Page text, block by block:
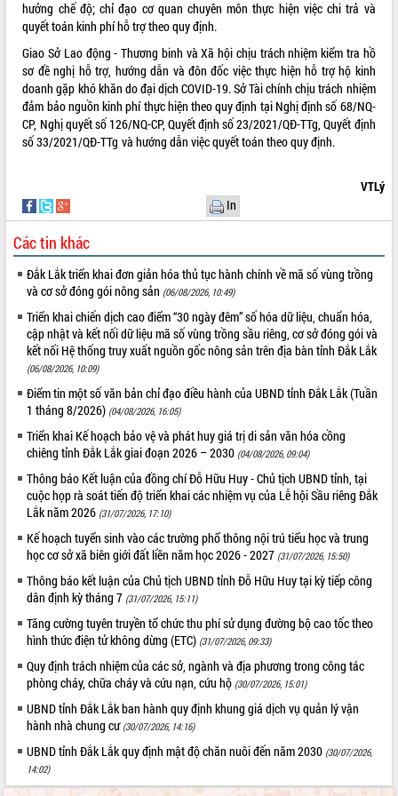
VIDEO
Không có file video nào để phát.
ALBUM ẢNH
LIÊN KẾT WEB
THỐNG KÊ TRUY CẬP
Hôm nay: 7937
Tất cả: 66093605
hưởng chế độ; chỉ đạo cơ quan chuyên môn thực hiện việc chi trả và
quyết toán kinh phí hỗ trợ theo quy định.
Giao Sở Lao động - Thương binh và Xã hội chịu trách nhiệm kiểm tra hồ
sơ đề nghị hỗ trợ, hướng dẫn và đôn đốc việc thực hiện hỗ trợ hộ kinh
doanh gặp khó khăn do đại dịch COVID-19. Sở Tài chính chịu trách nhiệm
đảm bảo nguồn kinh phí thực hiện theo quy định tại Nghị định số 68/NQ-
CP, Nghị quyết số 126/NQ-CP, Quyết định số 23/2021/QĐ-TTg, Quyết định
số 33/2021/QĐ-TTg và hướng dẫn việc quyết toán theo quy định.
VTLý
In
Các tin khác
Đắk Lắk triển khai đơn giản hóa thủ tục hành chính về mã số vùng trồng
và cơ sở đóng gói nông sản (06/08/2026, 10:49)
Triển khai chiến dịch cao điểm “30 ngày đêm” số hóa dữ liệu, chuẩn hóa,
cập nhật và kết nối dữ liệu mã số vùng trồng sầu riêng, cơ sở đóng gói và
kết nối Hệ thống truy xuất nguồn gốc nông sản trên địa bàn tỉnh Đắk Lắk
(06/08/2026, 10:09)
Điểm tin một số văn bản chỉ đạo điều hành của UBND tỉnh Đắk Lắk (Tuần
1 tháng 8/2026) (04/08/2026, 16:05)
Triển khai Kế hoạch bảo vệ và phát huy giá trị di sản văn hóa cồng
chiêng tỉnh Đắk Lắk giai đoạn 2026 – 2030 (04/08/2026, 09:04)
Thông báo Kết luận của đồng chí Đỗ Hữu Huy - Chủ tịch UBND tỉnh, tại
cuộc họp rà soát tiến độ triển khai các nhiệm vụ của Lễ hội Sầu riêng Đắk
Lắk năm 2026 (31/07/2026, 17:10)
Kế hoạch tuyển sinh vào các trường phổ thông nội trú tiểu học và trung
học cơ sở xã biên giới đất liền năm học 2026 - 2027 (31/07/2026, 15:50)
Thông báo kết luận của Chủ tịch UBND tỉnh Đỗ Hữu Huy tại kỳ tiếp công
dân định kỳ tháng 7 (31/07/2026, 15:11)
Tăng cường tuyên truyền tổ chức thu phí sử dụng đường bộ cao tốc theo
hình thức điện tử không dừng (ETC) (31/07/2026, 09:33)
Quy định trách nhiệm của các sở, ngành và địa phương trong công tác
phòng cháy, chữa cháy và cứu nạn, cứu hộ (30/07/2026, 15:01)
UBND tỉnh Đắk Lắk ban hành quy định khung giá dịch vụ quản lý vận
hành nhà chung cư (30/07/2026, 14:16)
UBND tỉnh Đắk Lắk quy định mật độ chăn nuôi đến năm 2030 (30/07/2026,
14:02)